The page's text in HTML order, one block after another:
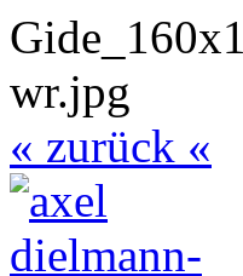
« zurück «